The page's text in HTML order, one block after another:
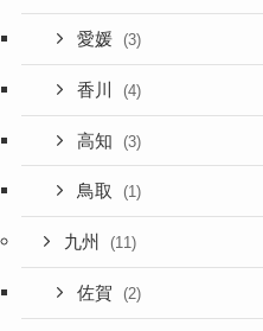
愛媛 (3)
香川 (4)
高知 (3)
鳥取 (1)
九州 (11)
佐賀 (2)